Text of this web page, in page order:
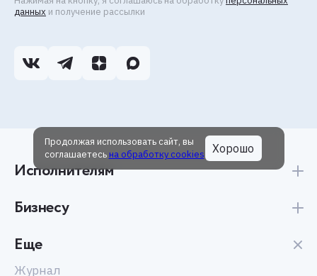
данных и получение рассылки
Исполнителям
Бизнесу
Еще
Журнал
Продолжая использовать сайт, вы
соглашаетесь на обработку cookies Хорошо